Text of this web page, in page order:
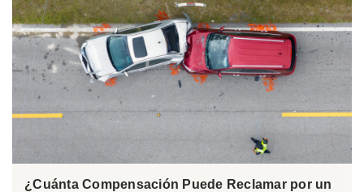
¿Cuánta Compensación Puede Reclamar por un